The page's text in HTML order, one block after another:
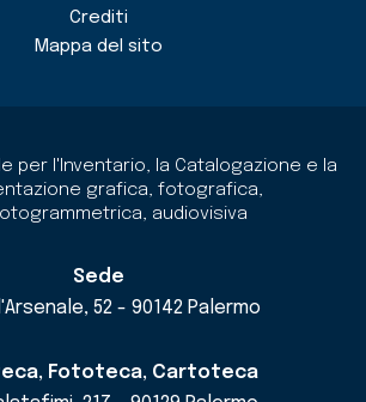
Crediti
Mappa del sito
per l'Inventario, la Catalogazione e la
grafica, fotografica,
audiovisiva
Sede
52 - 90142 Palermo
Fototeca, Cartoteca